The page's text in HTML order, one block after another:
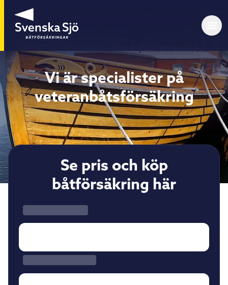
Vi är specialister på
veteranbåtsförsäkring
Se pris och köp
båtförsäkring här